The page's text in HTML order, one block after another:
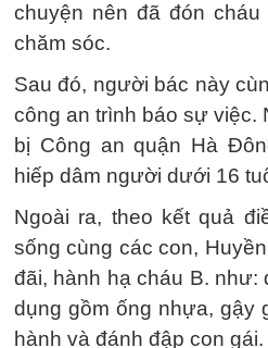
chuyện nên đã đón
chăm sóc.
Sau đó, người bác này
công an trình báo sự việc.
bị Công an quận Hà
hiếp dâm người dưới 16
Ngoài ra, theo kết quả
sống cùng các con,
đãi, hành hạ cháu B. như:
dụng gồm ống nhựa, gậy
hành và đánh đập con gái.